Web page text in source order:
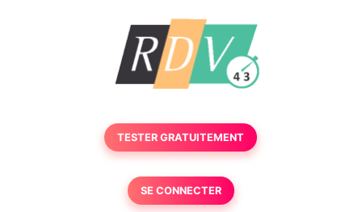
TESTER GRATUITEMENT
SE CONNECTER